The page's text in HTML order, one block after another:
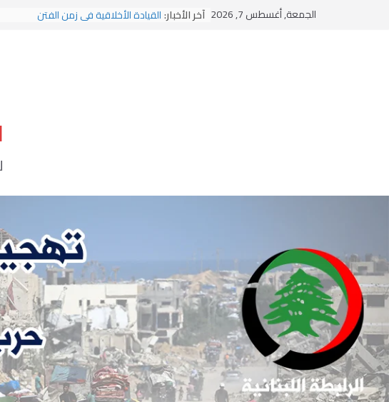
الجمعة, أغسطس 7, 2026 آخر الأخبار:القيادة الأخلاقية في زمن الفتن